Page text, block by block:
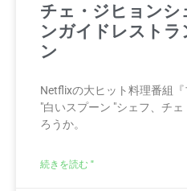
チェ・ジヒョンシ
ンガイドレスト
ン
Netflixの大ヒット料理番組
"白いスプーン "シェフ、チ
ろうか。
続きを読む "